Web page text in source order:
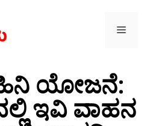
ಯೋಜನೆ:
ಇವಿ ವಾಹನ